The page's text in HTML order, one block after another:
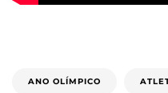
ANO OLÍMPICO